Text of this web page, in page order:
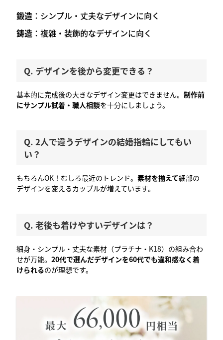
鍛造 ：シンプル・丈夫なデザインに向く
鋳造 ：複雑・装飾的なデザインに向く
Q. デザインを後から変更できる？
基本的に完成後の大きなデザイン変更はできません。制作前
にサンプル試着・職人相談を十分にしましょう。
Q. 2人で違うデザインの結婚指輪にしてもい
い？
もちろんOK！むしろ最近のトレンド。素材を揃えて細部の
デザインを変えるカップルが増えています。
Q. 老後も着けやすいデザインは？
細身・シンプル・丈夫な素材（プラチナ・K18）の組み合わ
せが万能。20代で選んだデザインを60代でも違和感なく着
けられるのが理想です。